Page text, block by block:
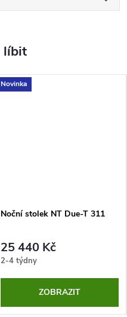
Novinka
Noční stolek NT Due-T 311
25 440 Kč
2-4 týdny
ZOBRAZIT